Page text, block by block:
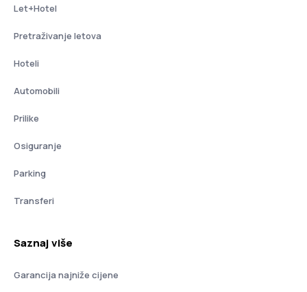
Let+Hotel
Pretraživanje letova
Hoteli
Automobili
Prilike
Osiguranje
Parking
Transferi
Saznaj više
Garancija najniže cijene